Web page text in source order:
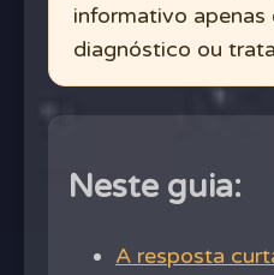
informativo apenas
diagnóstico ou
Neste guia:
A resposta